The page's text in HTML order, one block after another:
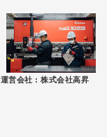
運営会社 : 株式会社高昇